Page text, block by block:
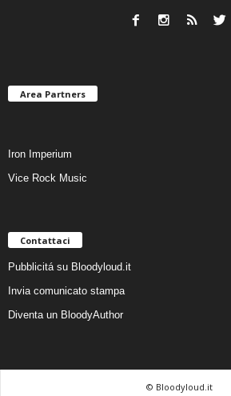
Area Partners
Iron Imperium
Vice Rock Music
Contattaci
Pubblicitá su Bloodyloud.it
Invia comunicato stampa
Diventa un BloodyAuthor
© Bloodyloud.it